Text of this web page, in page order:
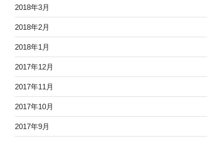
2018年3月
2018年2月
2018年1月
2017年12月
2017年11月
2017年10月
2017年9月